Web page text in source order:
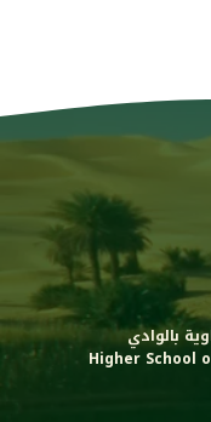
بالوادي
Higher School